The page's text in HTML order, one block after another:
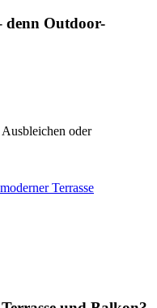
denn Outdoor-
oder